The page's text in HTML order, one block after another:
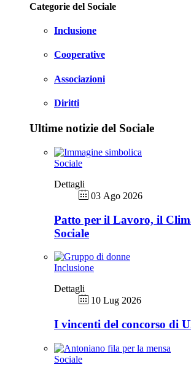
Categorie del Sociale
Inclusione
Cooperative
Associazioni
Diritti
Ultime notizie del Sociale
Sociale
Dettagli
03 Ago 2026
Patto per il Lavoro, il
Sociale
Inclusione
Dettagli
10 Lug 2026
I vincenti del concorso di
Sociale